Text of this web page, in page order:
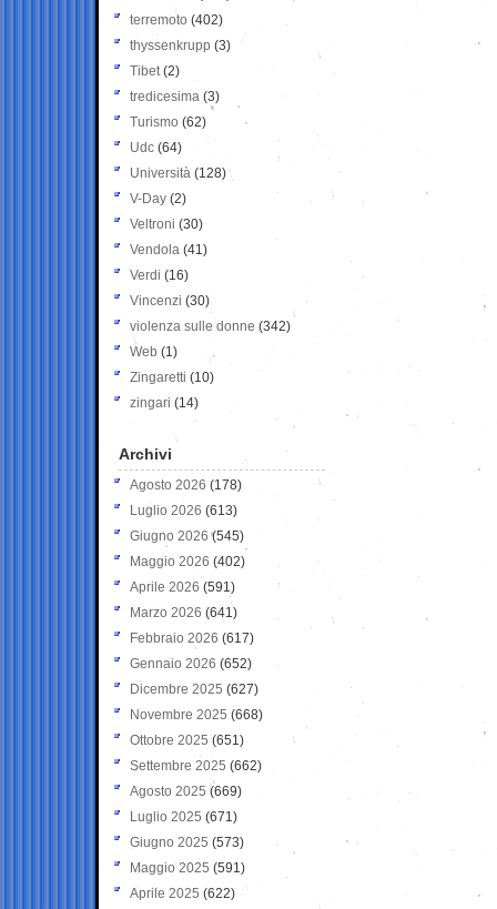
terremoto (402)
thyssenkrupp (3)
Tibet(2)
tredicesima (3)
Turismo (62)
Udc (64)
Università (128)
V-Day (2)
Veltroni (30)
Vendola (41)
Verdi (16)
Vincenzi (30)
violenza sulle donne (342)
Web (1)
Zingaretti (10)
zingari (14)
Archivi
Agosto 2026 (178)
Luglio 2026 (613)
Giugno 2026 (545)
Maggio 2026 (402)
Aprile 2026 (591)
Marzo 2026 (641)
Febbraio 2026 (617)
Gennaio 2026 (652)
Dicembre 2025 (627)
Novembre 2025 (668)
Ottobre 2025 (651)
Settembre 2025 (662)
Agosto 2025 (669)
Luglio 2025 (671)
Giugno 2025 (573)
Maggio 2025 (591)
Aprile 2025 (622)